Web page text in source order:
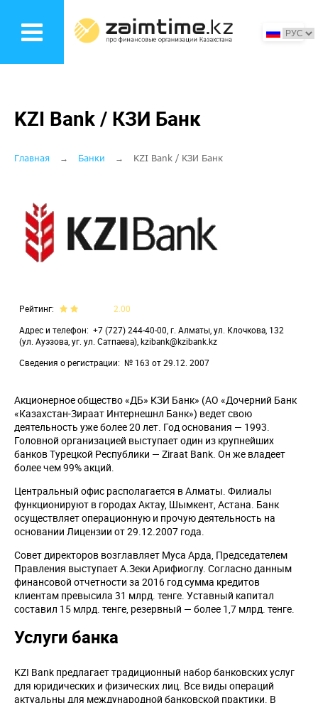
основному
KZI Bank / КЗИ Банк
Строка
Главная Банки KZI Bank / КЗИ Банк
Рейтинг
2.00
Адрес и телефон
+7 (727) 244-40-00, г. Алматы, ул. Клочкова, 132
(ул. Ауэзова, уг. ул. Сатпаева), kzibank@kzibank.kz
Сведения о регистрации
№ 163 от 29.12. 2007
Акционерное общество «ДБ» КЗИ Банк» (АО «Дочерний Банк
«Казахстан-Зираат Интернешнл Банк») ведет свою
деятельность уже более 20 лет. Год основания — 1993.
Головной организацией выступает один из крупнейших
банков Турецкой Республики — Ziraat Bank. Он же владеет
более чем 99% акций.
Центральный офис располагается в Алматы. Филиалы
функционируют в городах Актау, Шымкент, Астана. Банк
осуществляет операционную и прочую деятельность на
основании Лицензии от 29.12.2007 года.
Совет директоров возглавляет Муса Арда, Председателем
Правления выступает А.Зеки Арифиоглу. Согласно данным
финансовой отчетности за 2016 год сумма кредитов
клиентам превысила 31 млрд. тенге. Уставный капитал
составил 15 млрд. тенге, резервный — более 1,7 млрд. тенге.
Услуги банка
KZI Bank предлагает традиционный набор банковских услуг
для юридических и физических лиц. Все виды операций
актуальны для международной банковской практики. В